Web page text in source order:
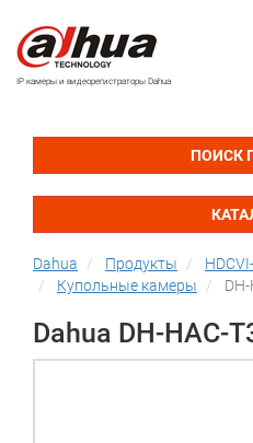
IP камеры и видеорегистраторы Dahua
ПОИСК
Dahua Продукты
Купольные камеры
Dahua DH-HAC-